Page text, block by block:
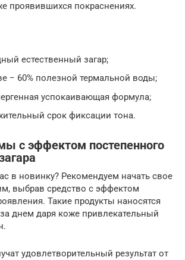
проявившихся покраснениях.
естественный загар;
− 60% полезной термальной воды;
успокаивающая формула;
срок фиксации тона.
с эффектом постепенного
в новинку? Рекомендуем начать свое
выбрав средство с эффектом
Такие продукты наносятся
за днем даря коже привлекательный
удовлетворительный результат от